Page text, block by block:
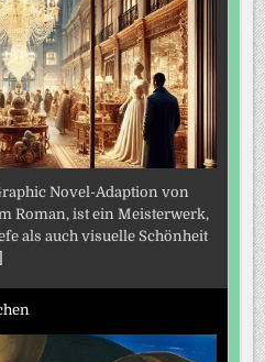
Novel-Adaption von
Roman, ist ein Meisterwerk,
als auch visuelle Schönheit